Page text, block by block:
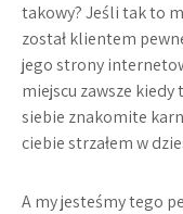
takowy? Jeśli tak to
został klientem
jego strony
miejscu zawsze kiedy
siebie znakomite
ciebie strzałem w
A my jesteśmy tego